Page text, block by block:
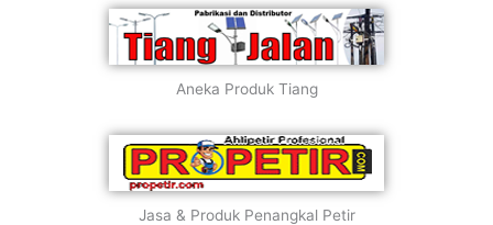
Aneka Produk Tiang
Jasa & Produk Penangkal Petir